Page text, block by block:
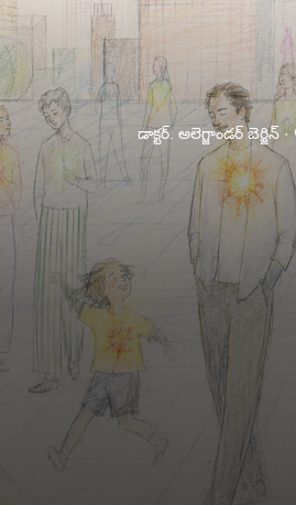
డాక్టర్. అలెగ్జాండర్ బెర్జిన్